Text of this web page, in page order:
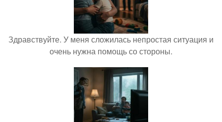
Здравствуйте. У меня сложилась непростая ситуация и
очень нужна помощь со стороны.